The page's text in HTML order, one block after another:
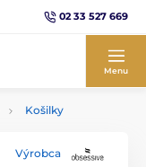
02 33 527 669
Menu
Košilky
Výrobca